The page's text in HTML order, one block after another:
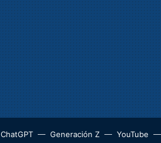
ChatGPT Generación Z YouTube